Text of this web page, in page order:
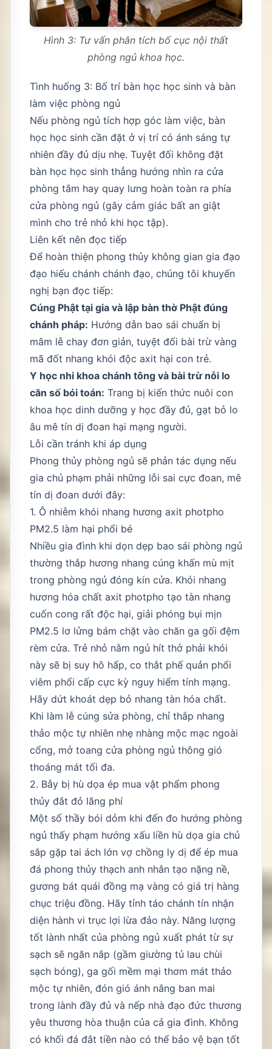
Hình 3: Tư vấn phân tích bố cục nội thất
phòng ngủ khoa học.
Tình huống 3: Bố trí bàn học học sinh và bàn
làm việc phòng ngủ
Nếu phòng ngủ tích hợp góc làm việc, bàn
học học sinh cần đặt ở vị trí có ánh sáng tự
nhiên đầy đủ dịu nhẹ. Tuyệt đối không đặt
bàn học học sinh thẳng hướng nhìn ra cửa
phòng tắm hay quay lưng hoàn toàn ra phía
cửa phòng ngủ (gây cảm giác bất an giật
mình cho trẻ nhỏ khi học tập).
Liên kết nên đọc tiếp
Để hoàn thiện phong thủy không gian gia đạo
đạo hiếu chánh chánh đạo, chúng tôi khuyến
nghị bạn đọc tiếp:
Cúng Phật tại gia và lập bàn thờ Phật đúng
chánh pháp: Hướng dẫn bao sái chuẩn bị
mâm lễ chay đơn giản, tuyệt đối bài trừ vàng
mã đốt nhang khói độc axit hại con trẻ.
Y học nhi khoa chánh tông và bài trừ nỗi lo
căn số bói toán: Trang bị kiến thức nuôi con
khoa học dinh dưỡng y học đầy đủ, gạt bỏ lo
âu mê tín dị đoan hại mạng người.
Lỗi cần tránh khi áp dụng
Phong thủy phòng ngủ sẽ phản tác dụng nếu
gia chủ phạm phải những lỗi sai cực đoan, mê
tín dị đoan dưới đây:
1. Ô nhiễm khói nhang hương axit photpho
PM2.5 làm hại phổi bé
Nhiều gia đình khi dọn dẹp bao sái phòng ngủ
thường thắp hương nhang cúng khấn mù mịt
trong phòng ngủ đóng kín cửa. Khói nhang
hương hóa chất axit photpho tạo tàn nhang
cuốn cong rất độc hại, giải phóng bụi mịn
PM2.5 lơ lửng bám chặt vào chăn ga gối đệm
rèm cửa. Trẻ nhỏ nằm ngủ hít thở phải khói
này sẽ bị suy hô hấp, co thắt phế quản phổi
viêm phổi cấp cực kỳ nguy hiểm tính mạng.
Hãy dứt khoát dẹp bỏ nhang tàn hóa chất.
Khi làm lễ cúng sửa phòng, chỉ thắp nhang
thảo mộc tự nhiên nhẹ nhàng mộc mạc ngoài
cổng, mở toang cửa phòng ngủ thông gió
thoáng mát tối đa.
2. Bẫy bị hù dọa ép mua vật phẩm phong
thủy đắt đỏ lãng phí
Một số thầy bói dỏm khi đến đo hướng phòng
ngủ thấy phạm hướng xấu liền hù dọa gia chủ
sắp gặp tai ách lớn vợ chồng ly dị để ép mua
đá phong thủy thạch anh nhân tạo nặng nề,
gương bát quái đồng mạ vàng có giá trị hàng
chục triệu đồng. Hãy tỉnh táo chánh tín nhận
diện hành vi trục lợi lừa đảo này. Năng lượng
tốt lành nhất của phòng ngủ xuất phát từ sự
sạch sẽ ngăn nắp (gầm giường tủ lau chùi
sạch bóng), ga gối mềm mại thơm mát thảo
mộc tự nhiên, đón gió ánh nắng ban mai
trong lành đầy đủ và nếp nhà đạo đức thương
yêu thương hòa thuận của cả gia đình. Không
có khối đá đắt tiền nào có thể bảo vệ bạn tốt